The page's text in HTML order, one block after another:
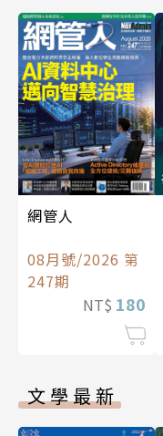
網管人
08月號/2026 第
247期
NT$ 180
文學最新